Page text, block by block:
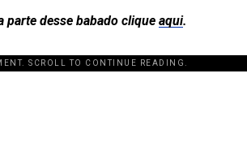
parte desse babado clique aqui.
SCROLL TO CONTINUE READING.